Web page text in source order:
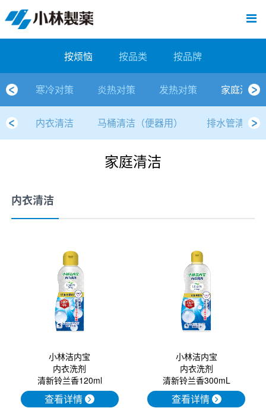
至
按烦恼 按品类 按品牌
寒冷对策 炎热对策 发热对策 家庭清洁
内衣清洁 马桶清洁（便器用） 排水管清洁
家庭清洁
内衣清洁
小林洁内宝
内衣洗剂
清新铃兰香120ml
查看详情
小林洁内宝
内衣洗剂
清新铃兰香300mL
查看详情
公司简介
董事长寄语
独特的企业模式
公司概要
公司沿革
国内主要据点
产品展示
按品类
按品牌
按烦恼
炎热对策
发热对策
家庭清洁
房间异味·芳香
管道异味·清洁
寒冷对策
暖手暖脚
生理期
舒缓
炎热对策
发热对策
家庭清洁
马桶清洁（便器用）
排水管清洁
水壶/水杯清洁
厕所/马桶异味
厕所消臭
即时消臭
无味消臭
房间异味·芳香
宠物消臭
无味消臭
运动鞋消臭
管道异味·清洁
管道异味·清洁
清洁消毒
口腔消毒
清洁纸
口腔护理
其他烦恼
按品类
退热贴
芳香·消臭剂
个人护理
消毒品
口腔护理
暖手暖脚系列
生理期系列
舒缓系列
退热贴
儿童用
成人用
家庭用
芳香·消臭剂
房间用
宠物用
厨房用
个人护理
清凉降温
安睡
随身清洁
洗净用品
管道清洁
家居用品清洁
消毒品
口腔消毒
口腔护理
按品牌
无香空间
洗净丸
洗净中
洁内宝
刻立洁
暖宝宝
Sawaday小林消臭元
新闻中心
2025
2024
2023
2021
2020